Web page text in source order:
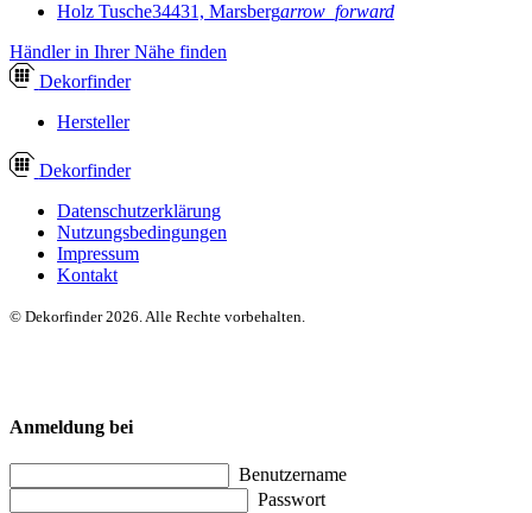
Holz Tusche34431, Marsbergarrow_forward
Händler in Ihrer Nähe finden
Dekorfinder
Hersteller
Dekorfinder
Datenschutzerklärung
Nutzungsbedingungen
Impressum
Kontakt
© Dekorfinder 2026. Alle Rechte vorbehalten.
Anmeldung bei
Benutzername
Passwort